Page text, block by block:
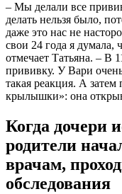
– Мы делали все
делать нельзя было,
даже это нас не
свои 24 года я думала,
отмечает Татьяна. – В
прививку. У Вари
такая реакция. А
крылышки»: она
Когда дочери
родители
врачам,
обследования